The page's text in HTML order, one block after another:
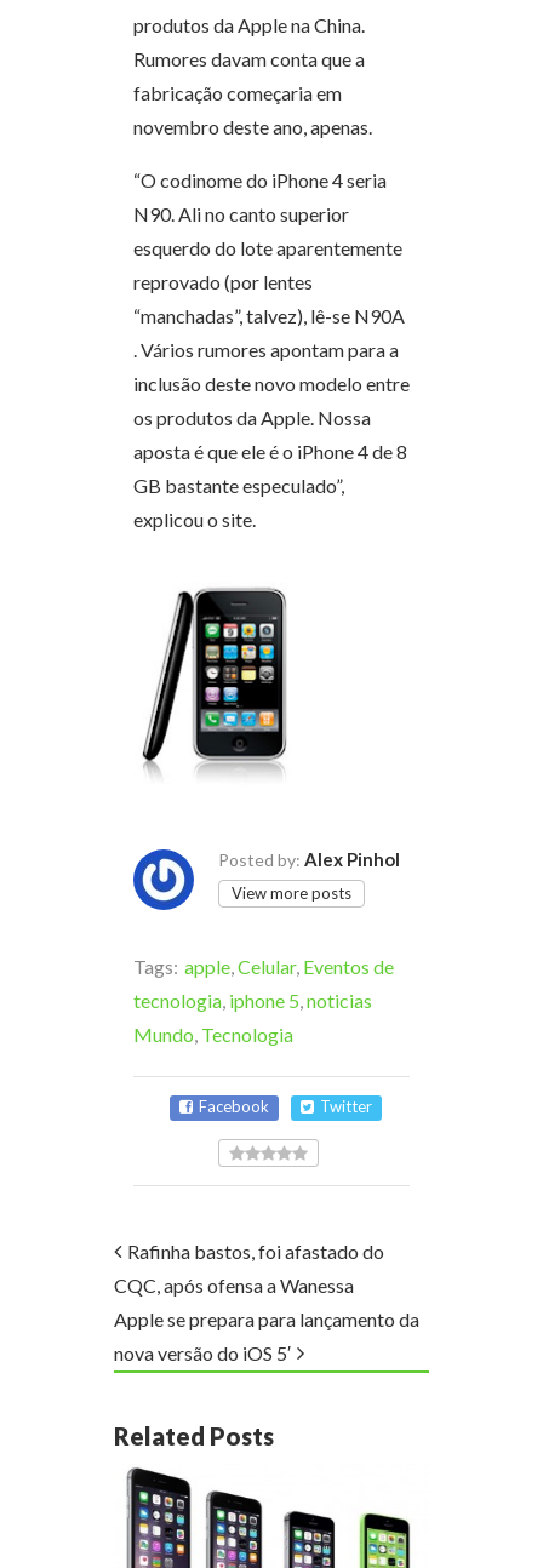
produtos da Apple na China.
Rumores davam conta que a
fabricação começaria em
novembro deste ano, apenas.
“O codinome do iPhone 4 seria
N90. Ali no canto superior
esquerdo do lote aparentemente
reprovado (por lentes
“manchadas”, talvez), lê-se N90A
. Vários rumores apontam para a
inclusão deste novo modelo entre
os produtos da Apple. Nossa
aposta é que ele é o iPhone 4 de 8
GB bastante especulado”,
explicou o site.
Posted by: Alex Pinhol
View more posts
Tags: apple,Celular, Eventos de
tecnologia, iphone 5,noticias
Mundo, Tecnologia
Facebook Twitter
Rafinha bastos, foi afastado do
CQC, após ofensa a Wanessa
Apple se prepara para lançamento da
nova versão do iOS 5′
Related Posts